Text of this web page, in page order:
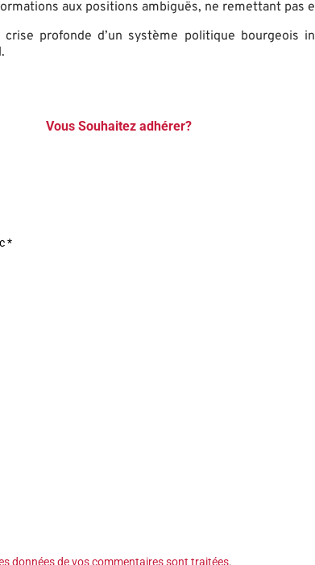
aux positions ambiguës, ne remettant pas
profonde d’un système politique bourgeois
Vous Souhaitez adhérer?
*
données de vos commentaires sont traitées.